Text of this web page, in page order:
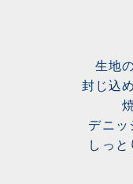
生地
封じ込
デニッ
しっと